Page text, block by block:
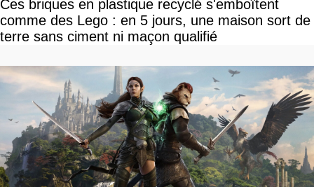
Ces briques en plastique recyclé s'emboîtent
comme des Lego : en 5 jours, une maison sort de
terre sans ciment ni maçon qualifié